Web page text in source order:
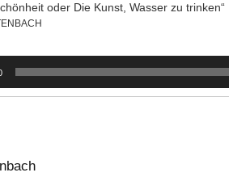
oder Die Kunst, Wasser zu trinken“